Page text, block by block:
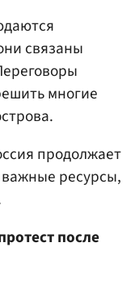
связаны
многие
продолжает
ресурсы,
после